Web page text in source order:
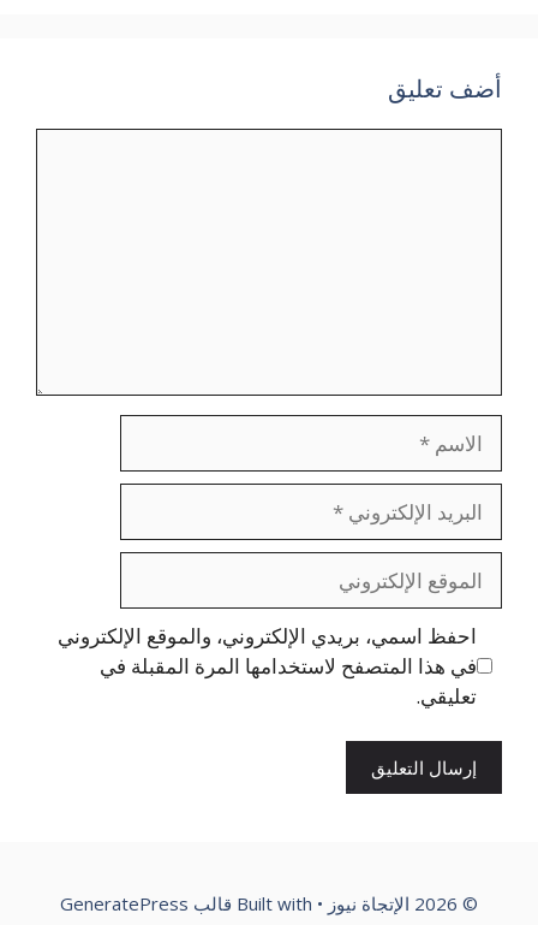
أضف تعليق
الإلكتروني
الإلكتروني
احفظ اسمي، بريدي الإلكتروني، والموقع الإلكتروني
في هذا المتصفح لاستخدامها المرة المقبلة في
تعليقي.
© 2026 الإتجاة نيوز • Built with قالب GeneratePress